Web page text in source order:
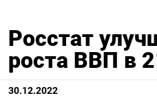
Росстат
роста ВВП в
30.12.2022